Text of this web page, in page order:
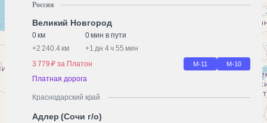
Россия
Великий Новгород
0 км
0 мин в пути
+2 240.4 км +1 дн 4 ч 55 мин
3 779 ₽ за Платон
М-11 М-10
Платная дорога
Краснодарский край
Адлер (Сочи г/о)